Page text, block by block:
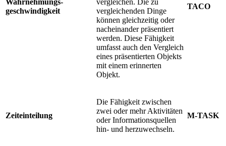
geschwindigkeit
vergleichenden Dinge
können gleichzeitig oder
nacheinander präsentiert
werden. Diese Fähigkeit
umfasst auch den Vergleich
eines präsentierten Objekts
mit einem erinnerten
Objekt.
TACO
Zeiteinteilung
Die Fähigkeit zwischen
zwei oder mehr Aktivitäten
oder Informationsquellen
hin- und herzuwechseln.
M-TASK